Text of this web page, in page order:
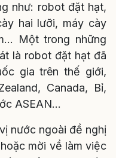
như: robot đặt hạt,
hai lưỡi, máy cày
Một trong những
là robot đặt hạt đã
gia trên thế giới,
Canada, Bỉ,
ASEAN...
nước ngoài đề nghị
mời về làm việc